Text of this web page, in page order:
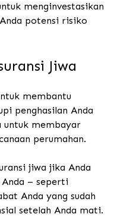
menginvestasikan
potensi risiko
Jiwa
membantu
penghasilan Anda
untuk membayar
perumahan.
jiwa jika Anda
– seperti
Anda yang sudah
setelah Anda mati.